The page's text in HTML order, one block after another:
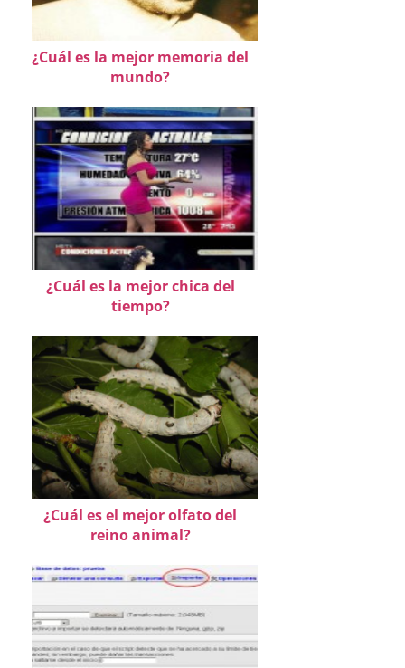
¿Cuál es la mejor memoria del
mundo?
¿Cuál es la mejor chica del
tiempo?
¿Cuál es el mejor olfato del
reino animal?